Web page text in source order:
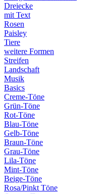
Dreiecke
mit Text
Rosen
Paisley
Tiere
weitere Formen
Streifen
Landschaft
Musik
Basics
Creme-Töne
Grün-Töne
Rot-Töne
Blau-Töne
Gelb-Töne
Braun-Töne
Grau-Töne
Lila-Töne
Mint-Töne
Beige-Töne
Rosa/Pinkt Töne